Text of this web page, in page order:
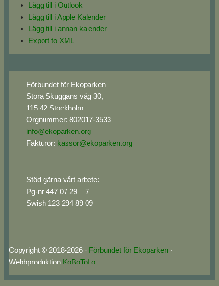
Lägg till i Outlook
Lägg till i Apple Kalender
Lägg till i annan kalender
Export to XML
Footer
Förbundet för Ekoparken
Stora Skuggans väg 30,
115 42 Stockholm
Orgnummer: 802017-3533
info@ekoparken.org
Fakturor: kassor@ekoparken.org
Stöd gärna vårt arbete:
Pg-nr 447 07 29 – 7
Swish 123 294 89 09
Copyright © 2018-2026 · Förbundet för Ekoparken ·
Webbproduktion KoBoToLo